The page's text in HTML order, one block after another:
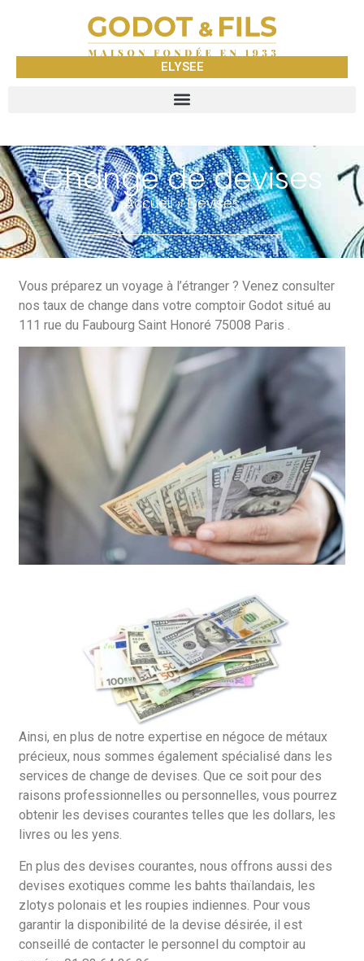
ELYSEE
Change de devises
Accueil»Devises
Vous préparez un voyage à l’étranger ? Venez consulter
nos taux de change dans votre comptoir Godot situé au
111 rue du Faubourg Saint Honoré 75008 Paris .
Ainsi, en plus de notre expertise en négoce de métaux
précieux, nous sommes également spécialisé dans les
services de change de devises. Que ce soit pour des
raisons professionnelles ou personnelles, vous pourrez
obtenir les devises courantes telles que les dollars, les
livres ou les yens.
En plus des devises courantes, nous offrons aussi des
devises exotiques comme les bahts thaïlandais, les
zlotys polonais et les roupies indiennes. Pour vous
garantir la disponibilité de la devise désirée, il est
conseillé de contacter le personnel du comptoir au